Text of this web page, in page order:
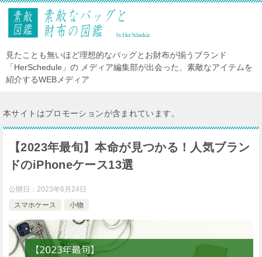
見たことも無いほど理想的なバッグとお財布が揃うブランド
「HerSchedule」の メディア編集部が出会った、素敵なアイテムを
紹介するWEBメディア
本サイトはプロモーションが含まれています。
【2023年最旬】本命が見つかる！人気ブラン
ドのiPhoneケース13選
公開日： 2023年6月24日
スマホケース
小物